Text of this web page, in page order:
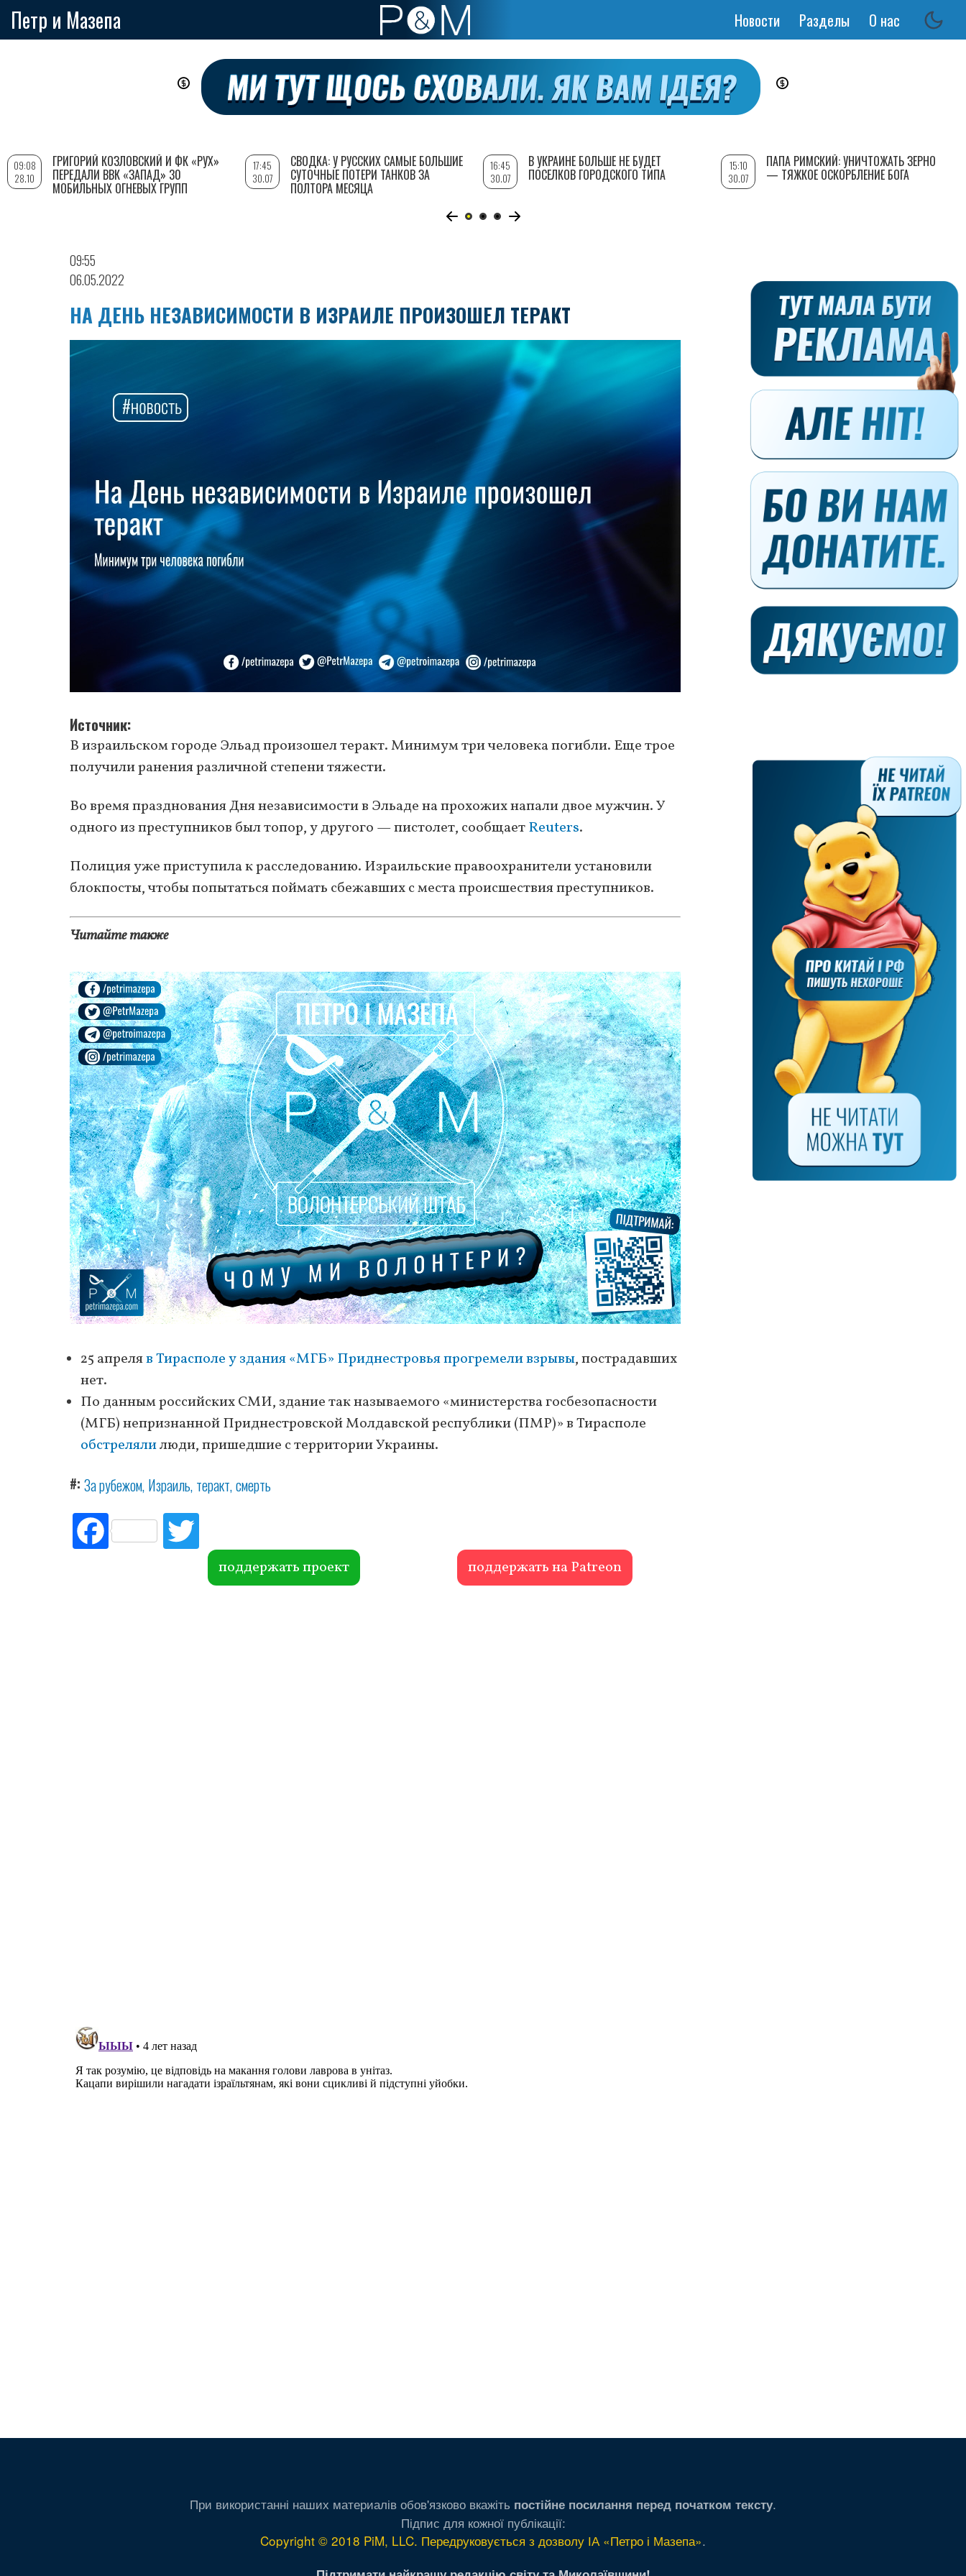
Петр и Мазепа
Основная
Новости Разделы О нас
09:55
06.05.2022
НА ДЕНЬ НЕЗАВИСИМОСТИ В ИЗРАИЛЕ ПРОИЗОШЕЛ ТЕРАКТ
Источник
В израильском городе Эльад произошел теракт. Минимум три человека погибли. Еще трое
получили ранения различной степени тяжести.
Во время празднования Дня независимости в Эльаде на прохожих напали двое мужчин. У
одного из преступников был топор, у другого — пистолет, сообщаетReuters.
Полиция уже приступила к расследованию. Израильские правоохранители установили
блокпосты, чтобы попытаться поймать сбежавших с места происшествия преступников.
Читайте также
25 апреляв Тирасполе у здания «МГБ» Приднестровья прогремели взрывы, пострадавших
нет.
По данным российских СМИ, здание так называемого «министерства госбезопасности
(МГБ) непризнанной Приднестровской Молдавской республики (ПМР)» в Тирасполе
обстрелялилюди, пришедшие с территории Украины.
# За рубежом Израиль теракт смерть
Fac
ebo itte
r поддержать проект поддержать на Patreon
09:08
28.10
ГРИГОРИЙ КОЗЛОВСКИЙ И ФК «РУХ»
ПЕРЕДАЛИ ВВК «ЗАПАД» 30
МОБИЛЬНЫХ ОГНЕВЫХ ГРУПП
17:45
30.07
СВОДКА: У РУССКИХ САМЫЕ БОЛЬШИЕ
СУТОЧНЫЕ ПОТЕРИ ТАНКОВ ЗА
ПОЛТОРА МЕСЯЦА
16:45
30.07
В УКРАИНЕ БОЛЬШЕ НЕ БУДЕТ
ПОСЕЛКОВ ГОРОДСКОГО ТИПА
15:10
30.07
ПАПА РИМСКИЙ: УНИЧТОЖАТЬ ЗЕРНО
— ТЯЖКОЕ ОСКОРБЛЕНИЕ БОГА
При використанні наших материалів обов'язково вкажіть постійне посилання перед початком тексту.
Підпис для кожної публікації:
Copyright © 2018 PiM, LLC. Передруковується з дозволу ІА «Петро і Мазепа».